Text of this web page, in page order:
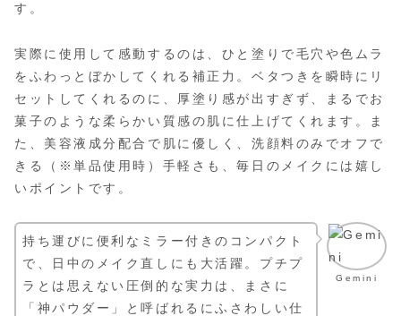
す。
実際に使用して感動するのは、ひと塗りで毛穴や色ムラ
をふわっとぼかしてくれる補正力。ベタつきを瞬時にリ
セットしてくれるのに、厚塗り感が出すぎず、まるでお
菓子のような柔らかい質感の肌に仕上げてくれます。ま
た、美容液成分配合で肌に優しく、洗顔料のみでオフで
きる（※単品使用時）手軽さも、毎日のメイクには嬉し
いポイントです。
Gemini
持ち運びに便利なミラー付きのコンパクト
で、日中のメイク直しにも大活躍。プチプ
ラとは思えない圧倒的な実力は、まさに
「神パウダー」と呼ばれるにふさわしい仕